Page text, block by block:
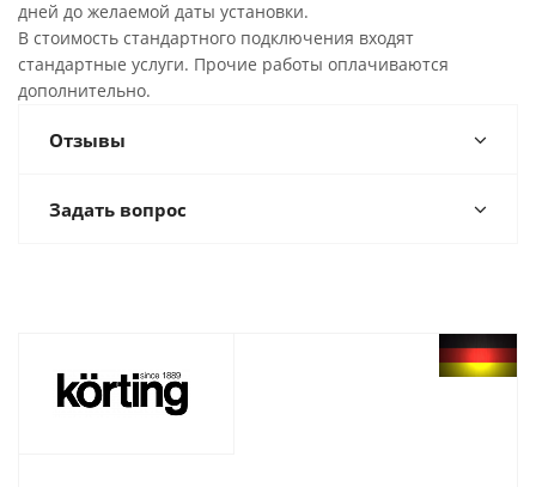
дней до желаемой даты установки.
В стоимость стандартного подключения входят
стандартные услуги. Прочие работы оплачиваются
дополнительно.
Отзывы
Задать вопрос